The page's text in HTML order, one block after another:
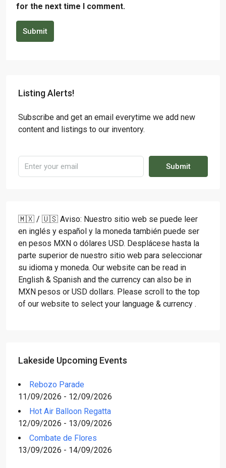
for the next time I comment.
Submit
Listing Alerts!
Subscribe and get an email everytime we add new
content and listings to our inventory.
Submit
🇲🇽 / 🇺🇸 Aviso: Nuestro sitio web se puede leer
en inglés y español y la moneda también puede ser
en pesos MXN o dólares USD. Desplácese hasta la
parte superior de nuestro sitio web para seleccionar
su idioma y moneda. Our website can be read in
English & Spanish and the currency can also be in
MXN pesos or USD dollars. Please scroll to the top
of our website to select your language & currency .
Lakeside Upcoming Events
Rebozo Parade
11/09/2026 - 12/09/2026
Hot Air Balloon Regatta
12/09/2026 - 13/09/2026
Combate de Flores
13/09/2026 - 14/09/2026